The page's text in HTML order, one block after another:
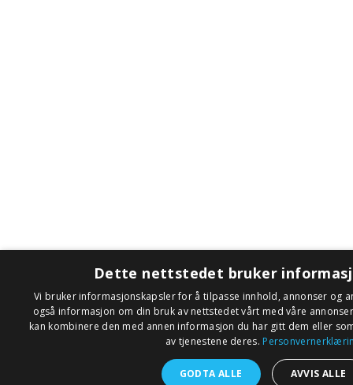
Dette nettstedet bruker
Vi bruker informasjonskapsler for å tilpasse innhold, annonser og
også informasjon om din bruk av nettstedet vårt med våre
kan kombinere den med annen informasjon du har gitt dem eller
av tjenestene deres.
GODTA ALLE AVVIS ALLE